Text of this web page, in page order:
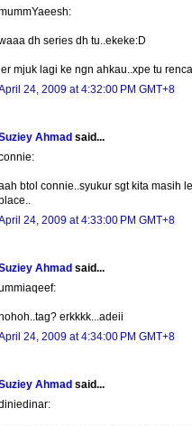
dh series dh tu..ekeke:D
ler mjuk lagi ke ngn ahkau..xpe tu
24, 2009 at 4:32:00 PM GMT+8
Ahmad said...
btol connie..syukur sgt kita masih
24, 2009 at 4:33:00 PM GMT+8
Ahmad said...
hohoh..tag? erkkkk...adeii
24, 2009 at 4:34:00 PM GMT+8
Ahmad said...